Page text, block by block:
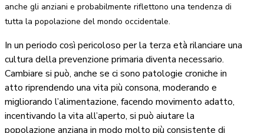
anche gli anziani e probabilmente riflettono una tendenza di
tutta la popolazione del mondo occidentale.
In un periodo così pericoloso per la terza età rilanciare una
cultura della prevenzione primaria diventa necessario.
Cambiare si può, anche se ci sono patologie croniche in
atto riprendendo una vita più consona, moderando e
migliorando l’alimentazione, facendo movimento adatto,
incentivando la vita all’aperto, si può aiutare la
popolazione anziana in modo molto più consistente di